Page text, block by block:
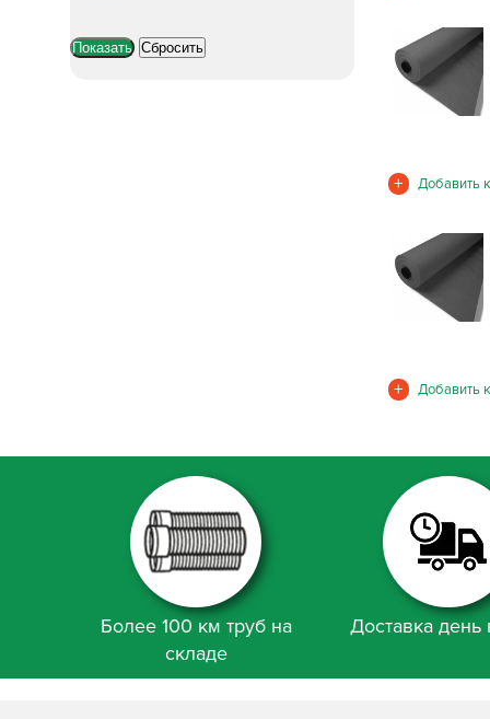
Более 100 км труб на
складе
Доставка день